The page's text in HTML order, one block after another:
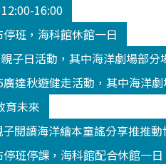
16:00
班，海科館休館一日
子日活動，其中海洋劇場部分
達秋遊健走活動，其中海洋
育未來
閱讀海洋繪本童謠分享推推
班停課，海科館配合休館一日